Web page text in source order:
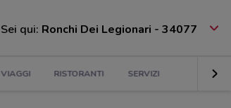
Sei qui: Ronchi Dei Legionari - 34077
VIAGGI RISTORANTI SERVIZI